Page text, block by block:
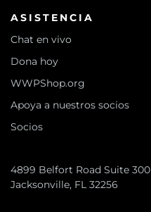
ASISTENCIA
Chat en vivo
Dona hoy
WWPShop.org
Apoya a nuestros socios
Socios
4899 Belfort Road Suite 300
Jacksonville, FL 32256